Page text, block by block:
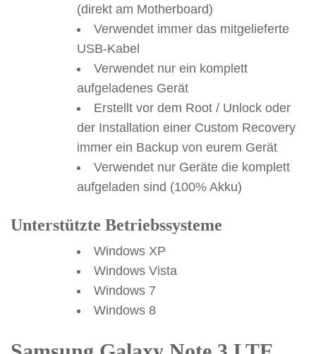
(direkt am Motherboard)
Verwendet immer das mitgelieferte
USB-Kabel
Verwendet nur ein komplett
aufgeladenes Gerät
Erstellt vor dem Root / Unlock oder
der Installation einer Custom Recovery
immer ein Backup von eurem Gerät
Verwendet nur Geräte die komplett
aufgeladen sind (100% Akku)
Unterstützte Betriebssysteme
Windows XP
Windows Vista
Windows 7
Windows 8